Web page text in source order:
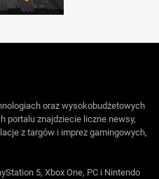
oraz wysokobudżetowych
portalu znajdziecie liczne newsy,
z targów i imprez gamingowych,
5, Xbox One, PC i Nintendo